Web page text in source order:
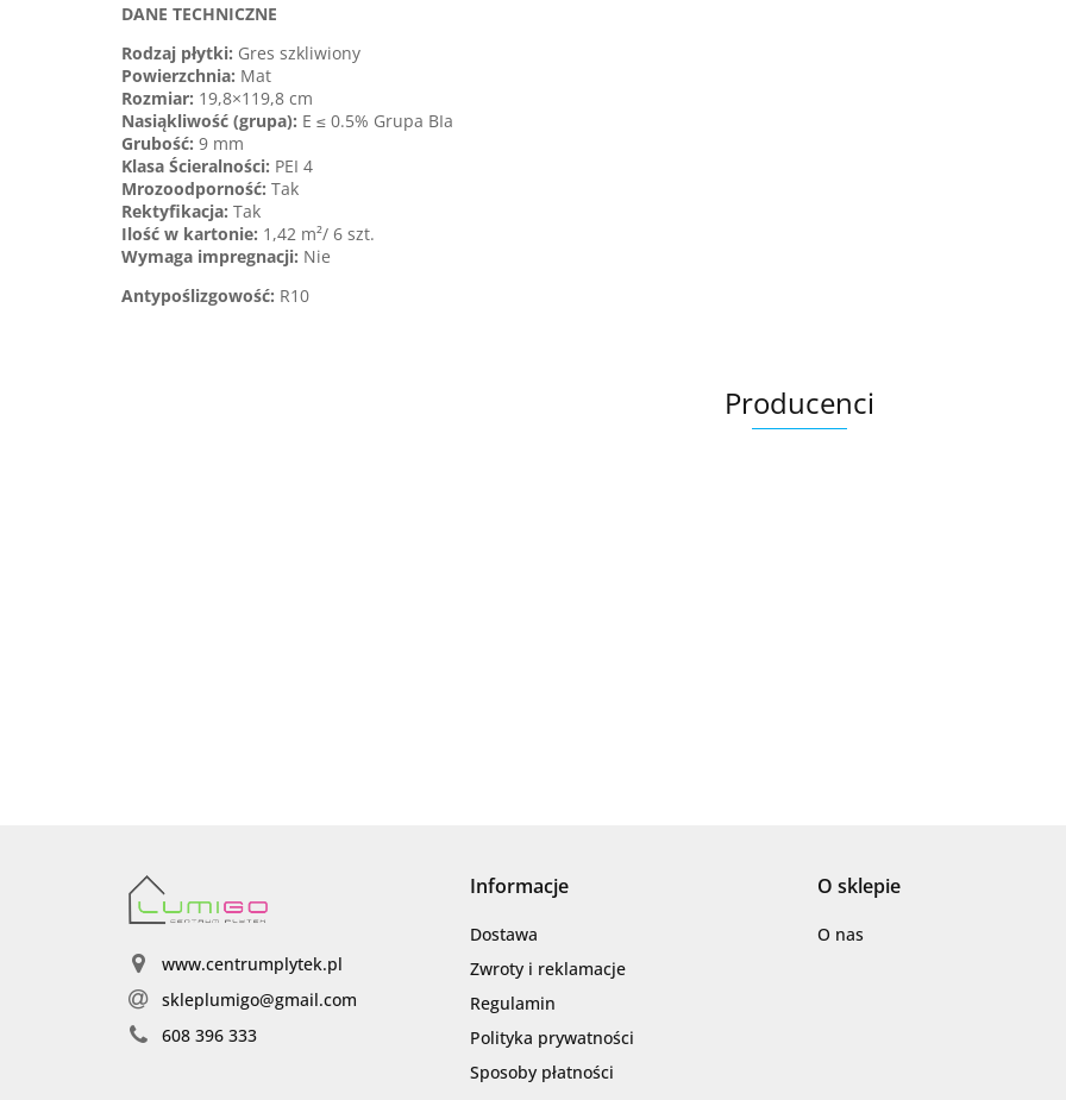
DANE TECHNICZNE
Rodzaj płytki: Gres szkliwiony
Powierzchnia: Mat
Rozmiar: 19,8×119,8 cm
Nasiąkliwość (grupa): E ≤ 0.5% Grupa BIa
Grubość: 9 mm
Klasa Ścieralności: PEI 4
Mrozoodporność: Tak
Rektyfikacja: Tak
Ilość w kartonie: 1,42 m²/ 6 szt.
Wymaga impregnacji: Nie
Antypoślizgowość: R10
Producenci
Barwolf
www.centrumplytek.pl
skleplumigo@gmail.com
608 396 333
Informacje
Dostawa
Zwroty i reklamacje
Regulamin
Polityka prywatności
Sposoby płatności
O sklepie
O nas